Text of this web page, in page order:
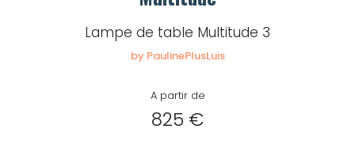
Lampe de table Multitude 3
by PaulinePlusLuis
A partir de
825 €